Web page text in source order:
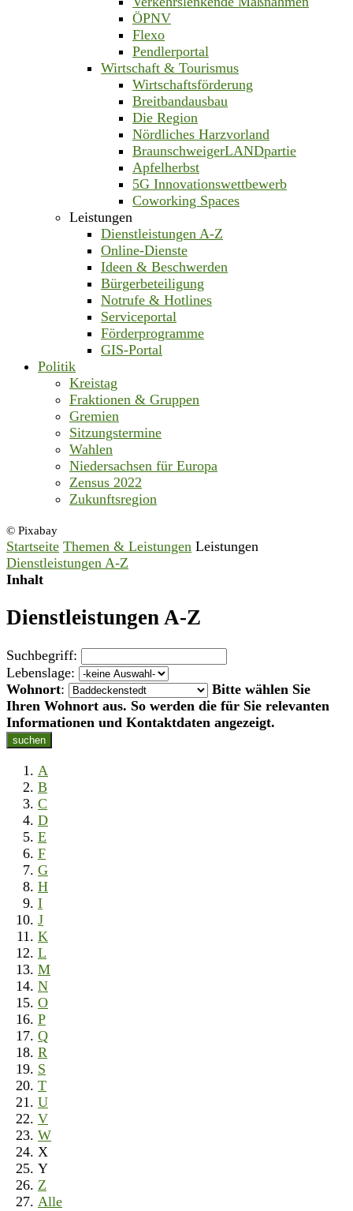
ÖPNV
Flexo
Pendlerportal
Wirtschaft & Tourismus
Wirtschaftsförderung
Breitbandausbau
Die Region
Nördliches Harzvorland
BraunschweigerLANDpartie
Apfelherbst
5G Innovationswettbewerb
Coworking Spaces
Leistungen
Dienstleistungen A-Z
Online-Dienste
Ideen & Beschwerden
Bürgerbeteiligung
Notrufe & Hotlines
Serviceportal
Förderprogramme
GIS-Portal
Politik
Kreistag
Fraktionen & Gruppen
Gremien
Sitzungstermine
Wahlen
Niedersachsen für Europa
Zensus 2022
Zukunftsregion
© Pixabay
Startseite Themen & Leistungen Leistungen
Dienstleistungen A-Z
Inhalt
Dienstleistungen A-Z
Suchbegriff:
Lebenslage:
Wohnort:
Bitte wählen Sie
Ihren Wohnort aus. So werden die für Sie relevanten
Informationen und Kontaktdaten angezeigt.
suchen
A
B
C
D
E
F
G
H
I
J
K
L
M
N
O
P
Q
R
S
T
U
V
W
X
Y
Z
Alle